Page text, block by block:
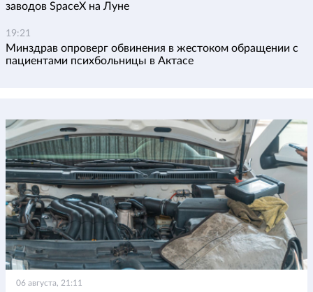
заводов SpaceX на Луне
19:21
Минздрав опроверг обвинения в жестоком обращении с
пациентами психбольницы в Актасе
06 августа, 21:11